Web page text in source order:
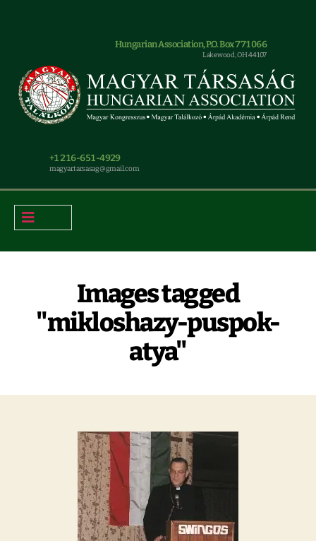
Hungarian Association, P.O. Box 771066
Lakewood, OH 44107
+1 216-651-4929
magyar.tarsasag@gmail.com
Images tagged
"mikloshazy-puspok-
atya"